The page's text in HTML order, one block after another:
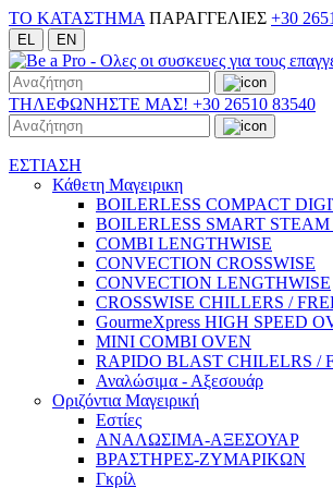
TO ΚΑΤΑΣΤΗΜΑ ΠΑΡΑΓΓΕΛΙΕΣ +30
EL EN
ΤΗΛΕΦΩΝΗΣΤΕ ΜΑΣ! +30 26510 83540
ΕΣΤΙΑΣΗ
Κάθετη Μαγειρικη
BOILERLESS COMPACT
BOILERLESS SMART
COMBI LENGTHWISE
CONVECTION CROSSWISE
CONVECTION LENGTHWISE
CROSSWISE CHILLERS /
GourmeXpress HIGH SPEED
MINI COMBI OVEN
RAPIDO BLAST CHILELRS /
Αναλώσιμα - Αξεσουάρ
Οριζόντια Μαγειρική
Εστίες
ΑΝΑΛΩΣΙΜΑ-ΑΞΕΣΟΥΑΡ
ΒΡΑΣΤΗΡΕΣ-ΖΥΜΑΡΙΚΩΝ
Γκρίλ